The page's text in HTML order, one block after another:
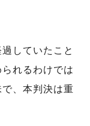
していたこと
れるわけでは
、本判決は重